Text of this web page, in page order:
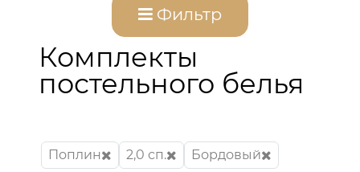
Фильтр
Комплекты
постельного белья
Поплин 2,0 сп.
Бордовый